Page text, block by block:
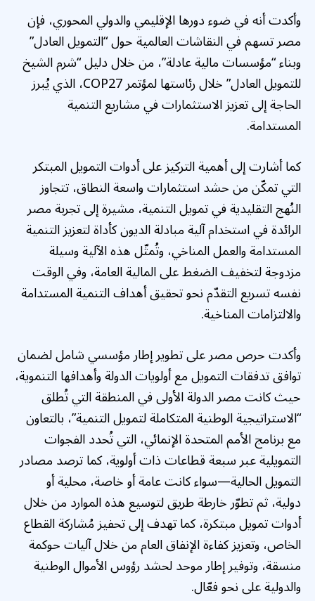
وأكدت أنه في ضوء دورها الإقليمي والدولي المحوري، فإن
مصر تسهم في النقاشات العالمية حول “التمويل العادل”
وبناء “مؤسسات مالية عادلة”، من خلال دليل “شرم الشيخ
للتمويل العادل” خلال رئاستها لمؤتمر COP27، الذي يُبرز
الحاجة إلى تعزيز الاستثمارات في مشاريع التنمية
المستدامة.
كما أشارت إلى أهمية التركيز على أدوات التمويل المبتكر
التي تمكّن من حشد استثمارات واسعة النطاق، تتجاوز
النُهج التقليدية في تمويل التنمية، مشيرة إلى تجربة مصر
الرائدة في استخدام آلية مبادلة الديون كأداة لتعزيز التنمية
المستدامة والعمل المناخي، وتُمثّل هذه الآلية وسيلة
مزدوجة لتخفيف الضغط على المالية العامة، وفي الوقت
نفسه تسريع التقدّم نحو تحقيق أهداف التنمية المستدامة
والالتزامات المناخية.
وأكدت حرص مصر على تطوير إطار مؤسسي شامل لضمان
توافق تدفقات التمويل مع أولويات الدولة وأهدافها التنموية،
حيث كانت مصر الدولة الأولى في المنطقة التي تُطلق
“الاستراتيجية الوطنية المتكاملة لتمويل التنمية”، بالتعاون
مع برنامج الأمم المتحدة الإنمائي، التي تُحدد الفجوات
التمويلية عبر سبعة قطاعات ذات أولوية، كما ترصد مصادر
التمويل الحالية—سواء كانت عامة أو خاصة، محلية أو
دولية، ثم تطوّر خارطة طريق لتوسيع هذه الموارد من خلال
أدوات تمويل مبتكرة، كما تهدف إلى تحفيز مُشاركة القطاع
الخاص، وتعزيز كفاءة الإنفاق العام من خلال آليات حوكمة
منسقة، وتوفير إطار موحد لحشد رؤوس الأموال الوطنية
والدولية على نحو فعّال.